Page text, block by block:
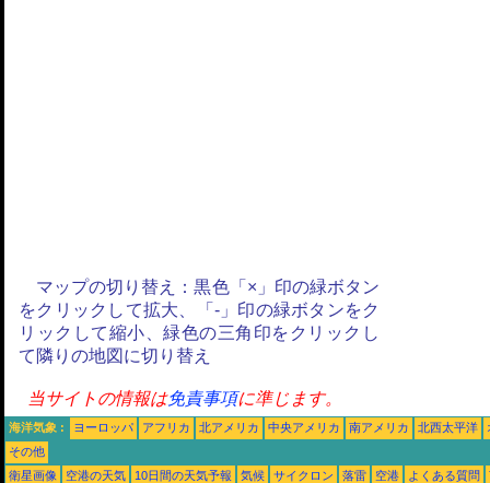
マップの切り替え：黒色「×」印の緑ボタン
をクリックして拡大、「-」印の緑ボタンをク
リックして縮小、緑色の三角印をクリックし
て隣りの地図に切り替え
当サイトの情報は免責事項に準じます。
海洋気象 : ヨーロッパ アフリカ 北アメリカ 中央アメリカ 南アメリカ 北西太平洋
その他
衛星画像
空港の天気 10日間の天気予報 気候 サイクロン 落雷 空港 よくある質問